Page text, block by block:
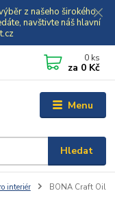
z našeho širokého
navštivte náš hlavní
Menu
Hledat
0 ks
za 0 Kč
interiér
BONA Craft Oil